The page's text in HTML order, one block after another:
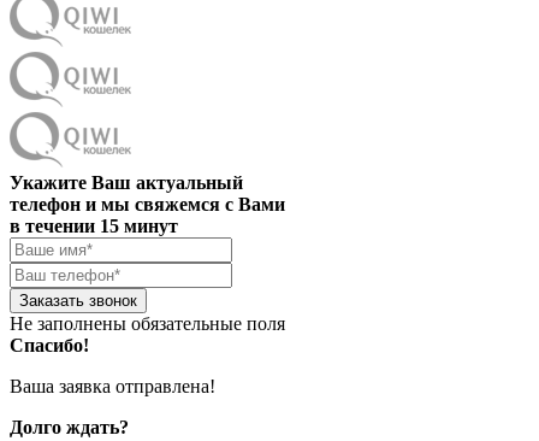
Укажите Ваш актуальный
телефон и мы свяжемся с Вами
в течении 15 минут
Заказать звонок
Не заполнены обязательные поля
Спасибо!
Ваша заявка отправлена!
Долго ждать?